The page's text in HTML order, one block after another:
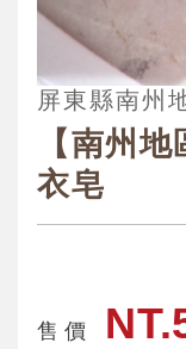
屏東縣南州
【南州
衣皂
售 價